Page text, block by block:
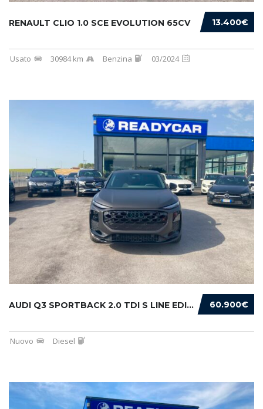
13.400€
RENAULT CLIO 1.0 SCE EVOLUTION 65CV
Usato 30984 km Benzina 03/2024
60.900€
AUDI Q3 SPORTBACK 2.0 TDI S LINE EDITION 150...
Nuovo Diesel